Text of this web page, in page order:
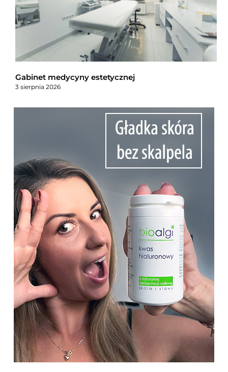
Gabinet medycyny estetycznej
3 sierpnia 2026